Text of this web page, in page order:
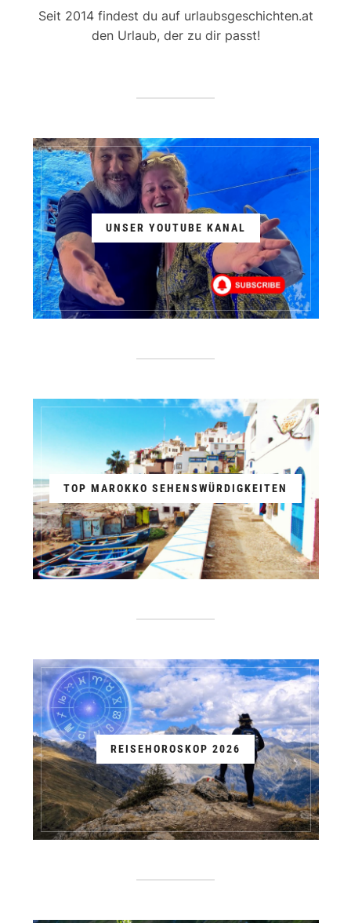
Seit 2014 findest du auf urlaubsgeschichten.at
den Urlaub, der zu dir passt!
UNSER YOUTUBE KANAL
TOP MAROKKO SEHENSWÜRDIGKEITEN
REISEHOROSKOP 2026